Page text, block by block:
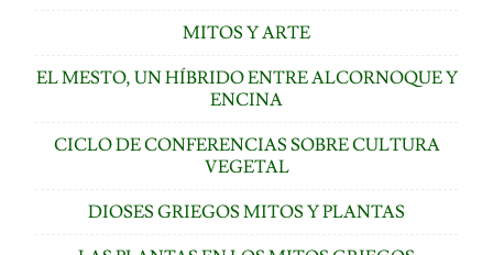
MITOS Y ARTE
EL MESTO, UN HÍBRIDO ENTRE ALCORNOQUE Y
ENCINA
CICLO DE CONFERENCIAS SOBRE CULTURA
VEGETAL
DIOSES GRIEGOS MITOS Y PLANTAS